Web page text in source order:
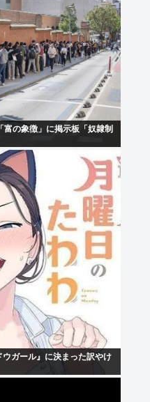
富の象徴」に掲示板「奴隷制
ウガール』に決まった訳やけ